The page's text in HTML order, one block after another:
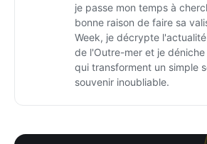
je passe mon temps à
bonne raison de faire sa
Week, je décrypte
de l'Outre-mer et je
qui transforment un simple
souvenir inoubliable.